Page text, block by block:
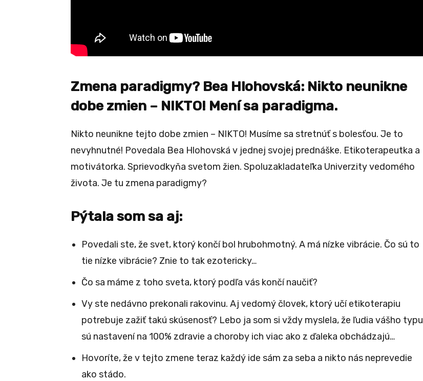
Zmena paradigmy? Bea Hlohovská: Nikto neunikne
dobe zmien – NIKTO! Mení sa paradigma.
Nikto neunikne tejto dobe zmien – NIKTO! Musíme sa stretnúť s bolesťou. Je to
nevyhnutné! Povedala Bea Hlohovská v jednej svojej prednáške. Etikoterapeutka a
motivátorka. Sprievodkyňa svetom žien. Spoluzakladateľka Univerzity vedomého
života. Je tu zmena paradigmy?
Pýtala som sa aj:
Povedali ste, že svet, ktorý končí bol hrubohmotný. A má nízke vibrácie. Čo sú to
tie nízke vibrácie? Znie to tak ezotericky…
Čo sa máme z toho sveta, ktorý podľa vás končí naučiť?
Vy ste nedávno prekonali rakovinu. Aj vedomý človek, ktorý učí etikoterapiu
potrebuje zažiť takú skúsenosť? Lebo ja som si vždy myslela, že ľudia vášho typu
sú nastavení na 100% zdravie a choroby ich viac ako z ďaleka obchádzajú…
Hovoríte, že v tejto zmene teraz každý ide sám za seba a nikto nás neprevedie
ako stádo.